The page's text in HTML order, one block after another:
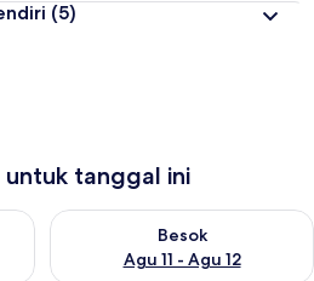
(5)
untuk tanggal ini
ini Agu 10 - Agu 11
Besok
Agu 11 - Agu 12
Periksa ketersediaan untuk